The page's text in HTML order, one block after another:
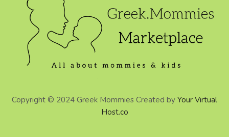
Copyright © 2024 Greek Mommies Created by Your Virtual
Host.co